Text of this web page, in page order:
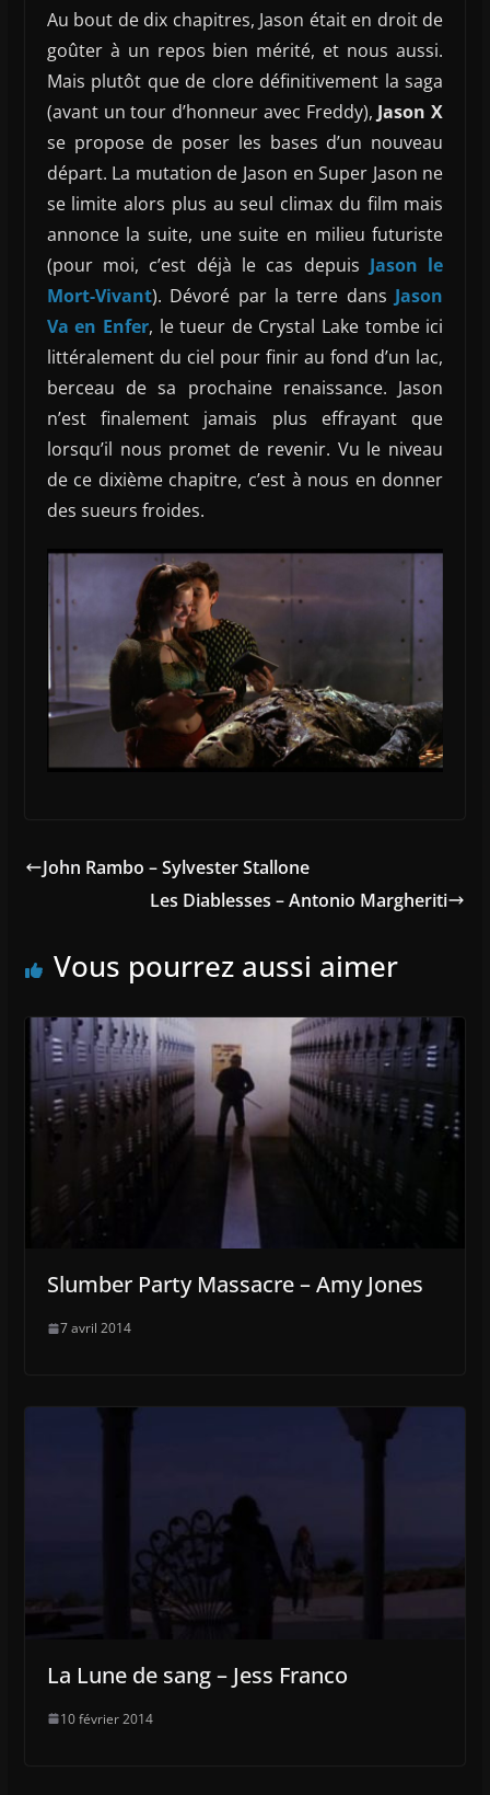
Au bout de dix chapitres, Jason était en droit de
goûter à un repos bien mérité, et nous aussi.
Mais plutôt que de clore définitivement la saga
(avant un tour d’honneur avec Freddy), Jason X
se propose de poser les bases d’un nouveau
départ. La mutation de Jason en Super Jason ne
se limite alors plus au seul climax du film mais
annonce la suite, une suite en milieu futuriste
(pour moi, c’est déjà le cas depuis Jason le
Mort-Vivant). Dévoré par la terre dans Jason
Va en Enfer, le tueur de Crystal Lake tombe ici
littéralement du ciel pour finir au fond d’un lac,
berceau de sa prochaine renaissance. Jason
n’est finalement jamais plus effrayant que
lorsqu’il nous promet de revenir. Vu le niveau
de ce dixième chapitre, c’est à nous en donner
des sueurs froides.
John Rambo – Sylvester Stallone
Les Diablesses – Antonio Margheriti
Vous pourrez aussi aimer
Slumber Party Massacre – Amy Jones
7 avril 2014
La Lune de sang – Jess Franco
10 février 2014